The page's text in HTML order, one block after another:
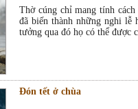
Thờ cúng chỉ mang tính
đã biến thành những nghi
tưởng qua đó họ có thể được
Đón tết ở chùa